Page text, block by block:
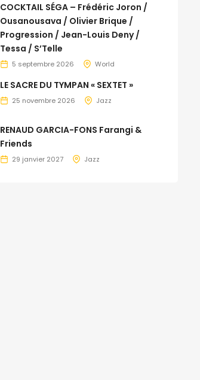
COCKTAIL SÉGA – Frédéric Joron /
Ousanousava / Olivier Brique /
Progression / Jean-Louis Deny /
Tessa / S’Telle
5 septembre 2026 World
LE SACRE DU TYMPAN « SEXTET »
25 novembre 2026 Jazz
RENAUD GARCIA-FONS Farangi &
Friends
29 janvier 2027 Jazz